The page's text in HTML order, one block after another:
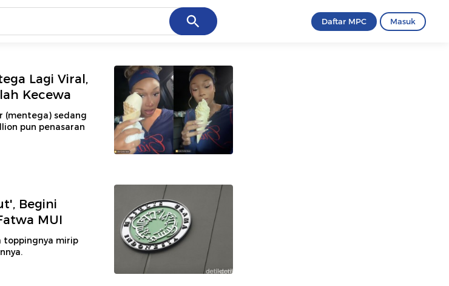
Cancel Daftar MPC Masuk
Lagi Viral,
Kecewa
(mentega) sedang
pun penasaran
Begini
MUI
toppingnya mirip